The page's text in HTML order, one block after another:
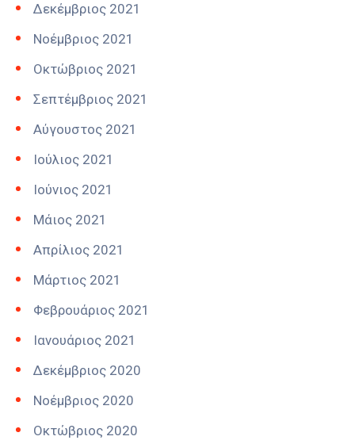
Δεκέμβριος 2021
Νοέμβριος 2021
Οκτώβριος 2021
Σεπτέμβριος 2021
Αύγουστος 2021
Ιούλιος 2021
Ιούνιος 2021
Μάιος 2021
Απρίλιος 2021
Μάρτιος 2021
Φεβρουάριος 2021
Ιανουάριος 2021
Δεκέμβριος 2020
Νοέμβριος 2020
Οκτώβριος 2020